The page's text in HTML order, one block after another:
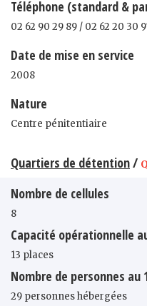
Téléphone (standard &
02 62 90 29 89 / 02 62 20 30
Date de mise en service
2008
Nature
Centre pénitentiaire
Quartiers de détention/
Nombre de cellules
8
Capacité opérationnelle
13 places
Nombre de personnes au
29 personnes hébergées